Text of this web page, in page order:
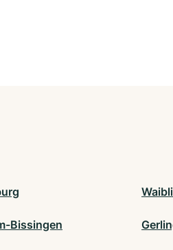
Bissingen